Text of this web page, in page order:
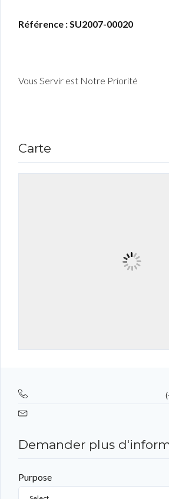
Référence : SU2007-00020
Vous Servir est Notre Priorité
Carte
Demander plus
Purpose